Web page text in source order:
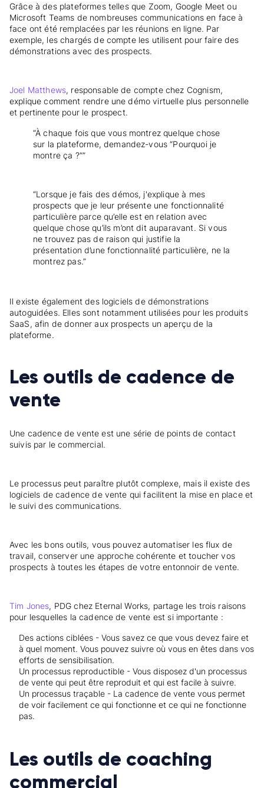
Grâce à des plateformes telles que Zoom, Google Meet ou
Microsoft Teams de nombreuses communications en face à
face ont été remplacées par les réunions en ligne. Par
exemple, les chargés de compte les utilisent pour faire des
démonstrations avec des prospects.
Joel Matthews, responsable de compte chez Cognism,
explique comment rendre une démo virtuelle plus personnelle
et pertinente pour le prospect.
“À chaque fois que vous montrez quelque chose
sur la plateforme, demandez-vous “Pourquoi je
montre ça ?””
“Lorsque je fais des démos, j'explique à mes
prospects que je leur présente une fonctionnalité
particulière parce qu’elle est en relation avec
quelque chose qu’ils m’ont dit auparavant. Si vous
ne trouvez pas de raison qui justifie la
présentation d’une fonctionnalité particulière, ne la
montrez pas.”
Il existe également des logiciels de démonstrations
autoguidées. Elles sont notamment utilisées pour les produits
SaaS, afin de donner aux prospects un aperçu de la
plateforme.
Les outils de cadence de
vente
Une cadence de vente est une série de points de contact
suivis par le commercial.
Le processus peut paraître plutôt complexe, mais il existe des
logiciels de cadence de vente qui facilitent la mise en place et
le suivi des communications.
Avec les bons outils, vous pouvez automatiser les flux de
travail, conserver une approche cohérente et toucher vos
prospects à toutes les étapes de votre entonnoir de vente.
Tim Jones, PDG chez Eternal Works, partage les trois raisons
pour lesquelles la cadence de vente est si importante :
Des actions ciblées - Vous savez ce que vous devez faire et
à quel moment. Vous pouvez suivre où vous en êtes dans vos
efforts de sensibilisation.
Un processus reproductible - Vous disposez d'un processus
de vente qui peut être reproduit et qui est facile à suivre.
Un processus traçable - La cadence de vente vous permet
de voir facilement ce qui fonctionne et ce qui ne fonctionne
pas.
Les outils de coaching
commercial